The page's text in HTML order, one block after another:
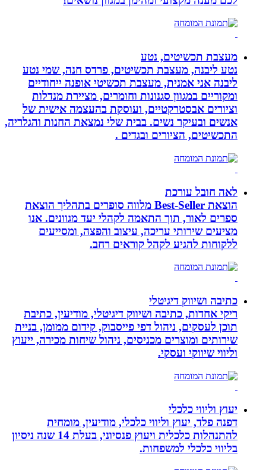
מעצבת תכשיטים, נטע
נטע ליבנה, מעצבת תכשיטים, פרדס חנה, שמי נטע
ליבנה אני אמנית, מעצבת תכשיטי אופנה ייחודיים
ומקוריים במגוון סגנונות וחומרים, מציירת מנדלות
וציורים אבסטרקטיים, ועוסקת בהעצמה אישית של
אנשים ובעיקר נשים. בבית שלי נמצאת החנות והגלריה,
התכשיטים, הציורים ובגדים .
לאה חובל עורכת
הוצאת Best-Seller מלווה סופרים בתהליך הוצאת
ספרים לאור, תוך התאמה לקהלי יעד מגוונים. אנו
מציעים שירותי עריכה, עיצוב והפצה, ומסייעים
ללקוחות להגיע לקהל קוראים רחב.
כתיבה ושיווק דיגיטלי
ריקי אחדות, כתיבה ושיווק דיגיטלי, מודיעין, כתיבת
תוכן לעסקים, ניהול דפי פייסבוק, קידום ממומן, בניית
שירותים ומוצרים מכניסים, ניהול שיחות מכירה, ייעוץ
וליווי שיווקי ועסקי.
יעוץ וליווי כלכלי
דפנה פלד, יעוץ וליווי כלכלי, מודיעין, מומחית
להתנהלות כלכלית ויעוץ פנסיוני, בעלת 14 שנה ניסיון
בליווי כלכלי למשפחות.